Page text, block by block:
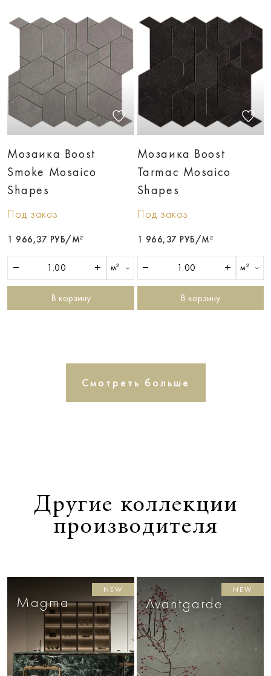
Мозаика Boost
Smoke Mosaico
Shapes
Под заказ
1 966,37 РУБ/М²
м²
В корзину
Мозаика Boost
Tarmac Mosaico
Shapes
Под заказ
1 966,37 РУБ/М²
м²
В корзину
Смотреть больше
Другие коллекции
производителя
Magma
NEW
Avantgarde
NEW